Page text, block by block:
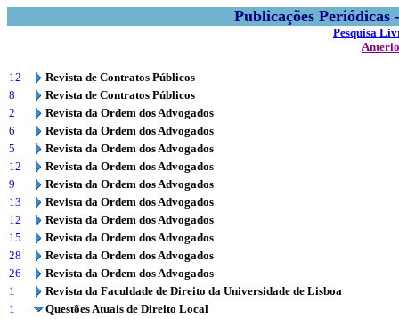
Publicações
Pesquisa
12
Revista de Contratos Públicos
8
Revista de Contratos Públicos
2
Revista da Ordem dos Advogados
6
Revista da Ordem dos Advogados
5
Revista da Ordem dos Advogados
12
Revista da Ordem dos Advogados
9
Revista da Ordem dos Advogados
13
Revista da Ordem dos Advogados
12
Revista da Ordem dos Advogados
15
Revista da Ordem dos Advogados
28
Revista da Ordem dos Advogados
26
Revista da Ordem dos Advogados
1
Revista da Faculdade de Direito da Universidade de Lisboa
1
Questões Atuais de Direito Local